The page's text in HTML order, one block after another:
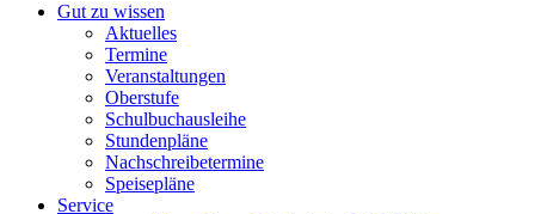
Gut zu wissen
Aktuelles
Termine
Veranstaltungen
Oberstufe
Schulbuchausleihe
Stundenpläne
Nachschreibetermine
Speisepläne
Service